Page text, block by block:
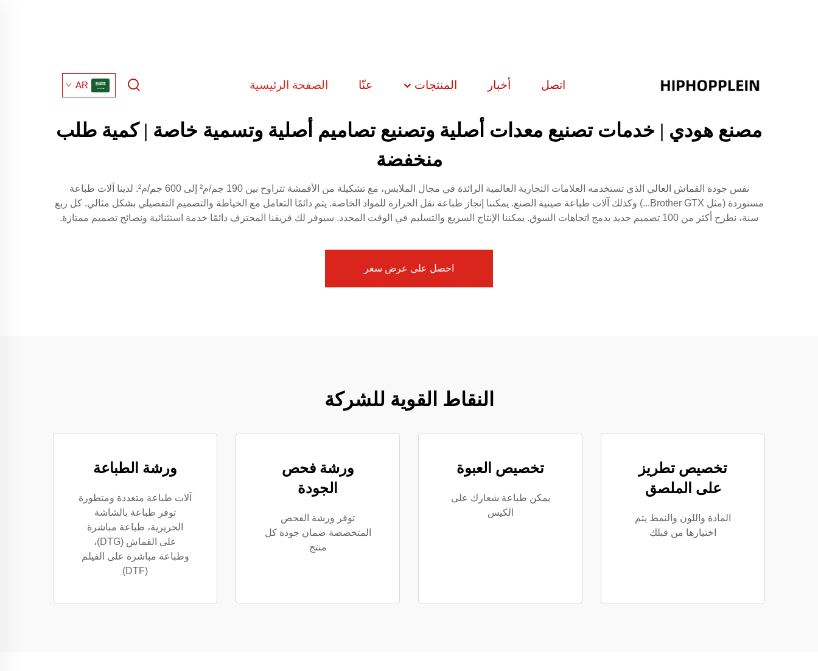
الصفحة الرئيسية عنّا المنتجات أخبار اتصل AR
مصنع هودي | خدمات تصنيع معدات أصلية وتصنيع تصاميم أصلية وتسمية خاصة | كمية طلب
منخفضة
نفس جودة القماش العالي الذي تستخدمه العلامات التجارية العالمية الرائدة في مجال الملابس، مع تشكيلة من الأقمشة تتراوح بين 190 جم/م² إلى 600 جم/م². لدينا آلات طباعة
مستوردة (مثل Brother GTX...) وكذلك آلات طباعة صينية الصنع. يمكننا إنجاز طباعة نقل الحرارة للمواد الخاصة. يتم دائمًا التعامل مع الخياطة والتصميم التفصيلي بشكل مثالي. كل ربع
سنة، نطرح أكثر من 100 تصميم جديد يدمج اتجاهات السوق. يمكننا الإنتاج السريع والتسليم في الوقت المحدد. سيوفر لك فريقنا المحترف دائمًا خدمة استثنائية ونصائح تصميم ممتازة.
احصل على عرض سعر
النقاط القوية للشركة
تخصيص تطريز
على الملصق
المادة واللون والنمط يتم
اختيارها من قبلك
تخصيص العبوة
يمكن طباعة شعارك على
الكيس
ورشة فحص
الجودة
توفر ورشة الفحص
المتخصصة ضمان جودة كل
منتج
ورشة الطباعة
آلات طباعة متعددة ومتطورة
توفر طباعة بالشاشة
الحريرية، طباعة مباشرة
على القماش (DTG)،
وطباعة مباشرة على الفيلم
(DTF)